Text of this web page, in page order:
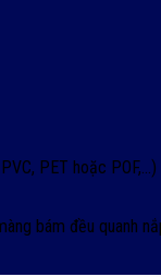
PET hoặc
bám đều quanh